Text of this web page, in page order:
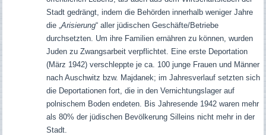
Stadt gedrängt, indem die Behörden innerhalb weniger Jahre
die „ Arisierung“ aller jüdischen Geschäfte/Betriebe
durchsetzten. Um ihre Familien ernähren zu können, wurden
Juden zu Zwangsarbeit verpflichtet. Eine erste Deportation
(März 1942) verschleppte je ca. 100 junge Frauen und Männer
nach Auschwitz bzw. Majdanek; im Jahresverlauf setzten sich
die Deportationen fort, die in den Vernichtungslager auf
polnischem Boden endeten. Bis Jahresende 1942 waren mehr
als 80% der jüdischen Bevölkerung Silleins nicht mehr in der
Stadt.